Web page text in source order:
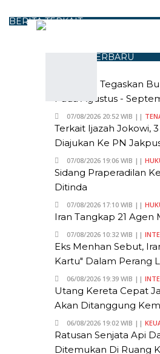
BERITA TERKAIT
BERITA TERBARU
Andi Gani Tegaskan
Pada Agustus -
07/08/2026 20:52 WIB ||
Terkait Ijazah Jokowi,
Diajukan Ke PN
07/08/2026 19:06 WIB ||
Sidang Praperadilan
Ditinda
07/08/2026 17:10 WIB ||
Iran Tangkap 21 Agen
07/08/2026 10:32 WIB ||
Eks Menhan Sebut,
Kartu" Dalam Perang
06/08/2026 19:39 WIB ||
Utang Kereta Cepat
Akan Ditanggung
06/08/2026 19:02 WIB ||
Ratusan Senjata Api
Ditemukan Di Ruang